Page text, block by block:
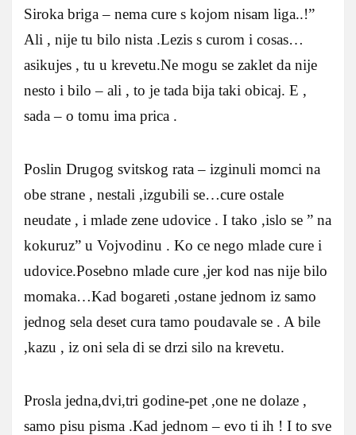
Siroka briga – nema cure s kojom nisam liga..!”
Ali , nije tu bilo nista .Lezis s curom i cosas…
asikujes , tu u krevetu.Ne mogu se zaklet da nije
nesto i bilo – ali , to je tada bija taki obicaj. E ,
sada – o tomu ima prica .
Poslin Drugog svitskog rata – izginuli momci na
obe strane , nestali ,izgubili se…cure ostale
neudate , i mlade zene udovice . I tako ,islo se ” na
kokuruz” u Vojvodinu . Ko ce nego mlade cure i
udovice.Posebno mlade cure ,jer kod nas nije bilo
momaka…Kad bogareti ,ostane jednom iz samo
jednog sela deset cura tamo poudavale se . A bile
,kazu , iz oni sela di se drzi silo na krevetu.
Prosla jedna,dvi,tri godine-pet ,one ne dolaze ,
samo pisu pisma .Kad jednom – evo ti ih ! I to sve